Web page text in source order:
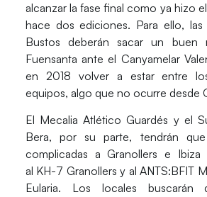
alcanzar la fase final como ya hizo
hace dos ediciones. Para ello,
Bustos deberán sacar un buen
Fuensanta ante el Canyamelar
en 2018 volver a estar entre
equipos, algo que no ocurre desde
El Mecalia Atlético Guardés y el
Bera, por su parte, tendrán que
complicadas a Granollers e Ibiza
al KH-7 Granollers y alANTS:BFIT
Eularia. Los locales buscarán